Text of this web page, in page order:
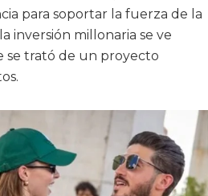
para soportar la fuerza de la
inversión millonaria se ve
se trató de un proyecto